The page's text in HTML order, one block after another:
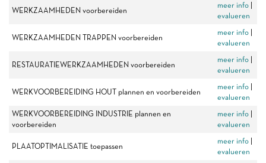
WERKZAAMHEDEN voorbereiden
meer info
evalueren
WERKZAAMHEDEN TRAPPEN voorbereiden
meer info
evalueren
RESTAURATIEWERKZAAMHEDEN voorbereiden
meer info
evalueren
WERKVOORBEREIDING HOUT plannen en voorbereiden
meer info
evalueren
WERKVOORBEREIDING INDUSTRIE plannen en
voorbereiden
meer info
evalueren
PLAATOPTIMALISATIE toepassen
meer info
evalueren